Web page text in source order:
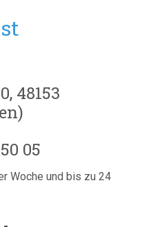
48153
05
Woche und bis zu 24